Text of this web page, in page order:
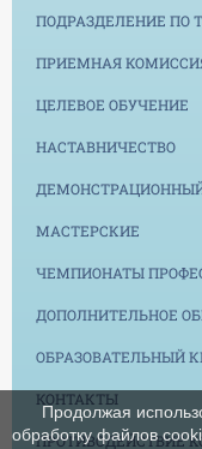
ПОДРАЗДЕЛЕНИЕ ПО
ПРИЕМНАЯ
ЦЕЛЕВОЕ ОБУЧЕНИЕ
НАСТАВНИЧЕСТВО
МАСТЕРСКИЕ
ЧЕМПИОНАТЫ
ДОПОЛНИТЕЛЬНОЕ
ОБРАЗОВАТЕЛЬНЫЙ
КОНТАКТЫ
ПРОТИВОДЕЙСТВИЕ
Продолжая
обработку файлов